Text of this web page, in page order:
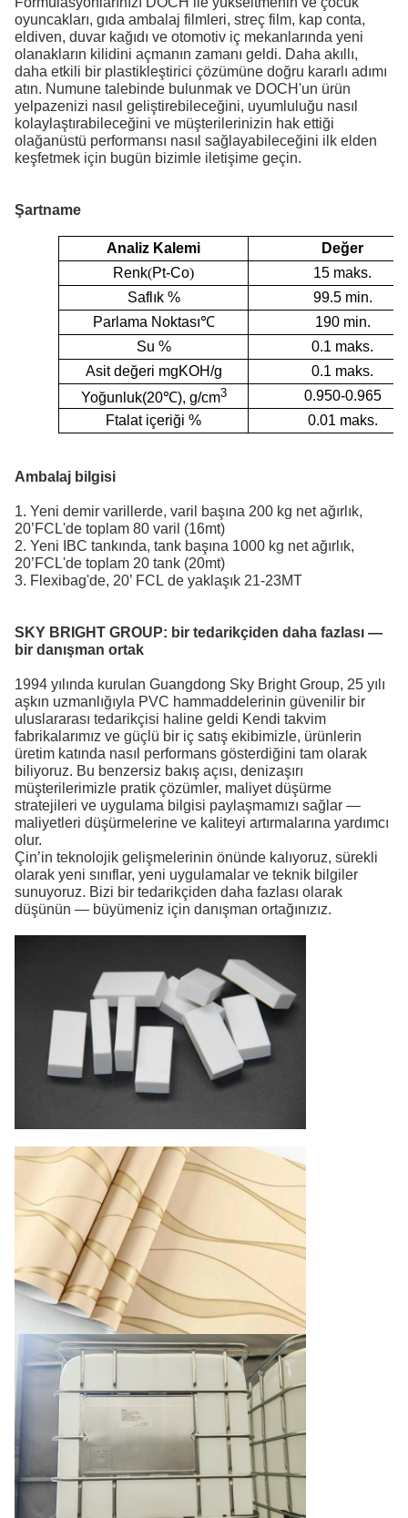
oyuncakları, gıda ambalaj filmleri, streç film, kap conta,
eldiven, duvar kağıdı ve otomotiv iç mekanlarında yeni
olanakların kilidini açmanın zamanı geldi. Daha akıllı,
daha etkili bir plastikleştirici çözümüne doğru kararlı adımı
atın. Numune talebinde bulunmak ve DOCH'un ürün
yelpazenizi nasıl geliştirebileceğini, uyumluluğu nasıl
kolaylaştırabileceğini ve müşterilerinizin hak ettiği
olağanüstü performansı nasıl sağlayabileceğini ilk elden
keşfetmek için bugün bizimle iletişime geçin.
Şartname
Analiz Kalemi
Değer
Renk(Pt-Co)
15 maks.
Saflık %
99.5 min.
Parlama Noktası℃
190 min.
Su %
0.1 maks.
Asit değeri mgKOH/g
0.1 maks.
Yoğunluk(20℃), g/cm3
0.950-0.965
Ftalat içeriği %
0.01 maks.
Ambalaj bilgisi
1. Yeni demir varillerde, varil başına 200 kg net ağırlık,
20’FCL'de toplam 80 varil (16mt)
2. Yeni IBC tankında, tank başına 1000 kg net ağırlık,
20’FCL'de toplam 20 tank (20mt)
3. Flexibag'de, 20’ FCL de yaklaşık 21-23MT
SKY BRIGHT GROUP: bir tedarikçiden daha fazlası —
bir danışman ortak
1994 yılında kurulan Guangdong Sky Bright Group, 25 yılı
aşkın uzmanlığıyla PVC hammaddelerinin güvenilir bir
uluslararası tedarikçisi haline geldi Kendi takvim
fabrikalarımız ve güçlü bir iç satış ekibimizle, ürünlerin
üretim katında nasıl performans gösterdiğini tam olarak
biliyoruz. Bu benzersiz bakış açısı, denizaşırı
müşterilerimizle pratik çözümler, maliyet düşürme
stratejileri ve uygulama bilgisi paylaşmamızı sağlar —
maliyetleri düşürmelerine ve kaliteyi artırmalarına yardımcı
olur.
Çin’in teknolojik gelişmelerinin önünde kalıyoruz, sürekli
olarak yeni sınıflar, yeni uygulamalar ve teknik bilgiler
sunuyoruz. Bizi bir tedarikçiden daha fazlası olarak
düşünün — büyümeniz için danışman ortağınızız.